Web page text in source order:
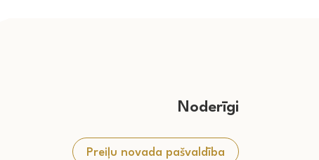
Noderīgi
Preiļu novada pašvaldība